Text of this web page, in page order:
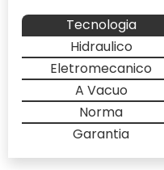
Tecnologia
Hidraulico
Eletromecanico
A Vacuo
Norma
Garantia